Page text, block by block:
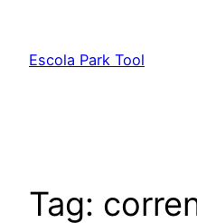
Escola Park Tool
Tag: